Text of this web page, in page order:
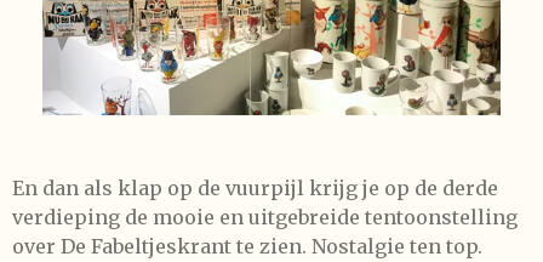
En dan als klap op de vuurpijl krijg je op de derde
verdieping de mooie en uitgebreide tentoonstelling
over De Fabeltjeskrant te zien. Nostalgie ten top.